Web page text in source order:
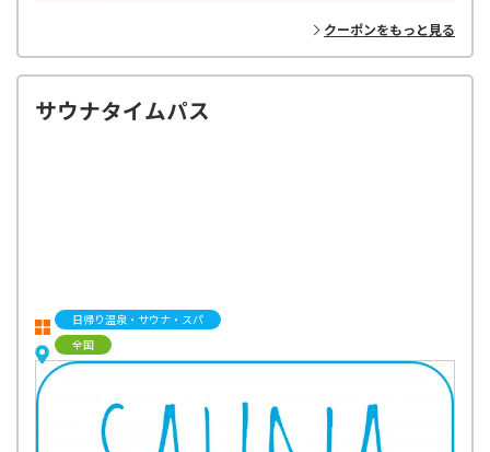
クーポンをもっと見る
サウナタイムパス
日帰り温泉・サウナ・スパ
全国